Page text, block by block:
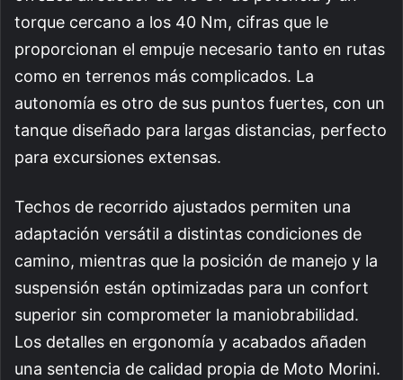
torque cercano a los 40 Nm, cifras que le
proporcionan el empuje necesario tanto en rutas
como en terrenos más complicados. La
autonomía es otro de sus puntos fuertes, con un
tanque diseñado para largas distancias, perfecto
para excursiones extensas.
Techos de recorrido ajustados permiten una
adaptación versátil a distintas condiciones de
camino, mientras que la posición de manejo y la
suspensión están optimizadas para un confort
superior sin comprometer la maniobrabilidad.
Los detalles en ergonomía y acabados añaden
una sentencia de calidad propia de Moto Morini.